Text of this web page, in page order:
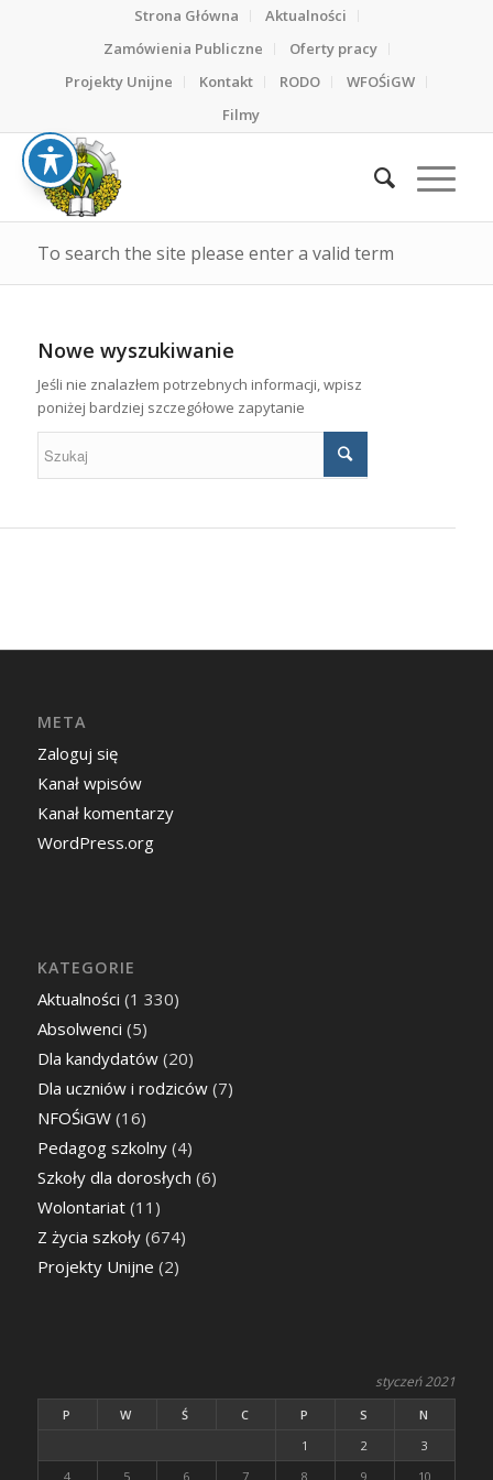
Strona Główna
Aktualności
Zamówienia Publiczne
Oferty pracy
Projekty Unijne
Kontakt RODO
WFOŚiGW
Filmy
To search the site please enter a valid term
Nowe wyszukiwanie
Jeśli nie znalazłem potrzebnych informacji, wpisz
poniżej bardziej szczegółowe zapytanie
META
Zaloguj się
Kanał wpisów
Kanał komentarzy
WordPress.org
KATEGORIE
Aktualności (1 330)
Absolwenci (5)
Dla kandydatów(20)
Dla uczniów i rodziców(7)
NFOŚiGW(16)
Pedagog szkolny(4)
Szkoły dla dorosłych (6)
Wolontariat(11)
Z życia szkoły(674)
Projekty Unijne (2)
styczeń 2021
P W Ś C P S
N
1
2
3
4
5 6 7 8 9 10